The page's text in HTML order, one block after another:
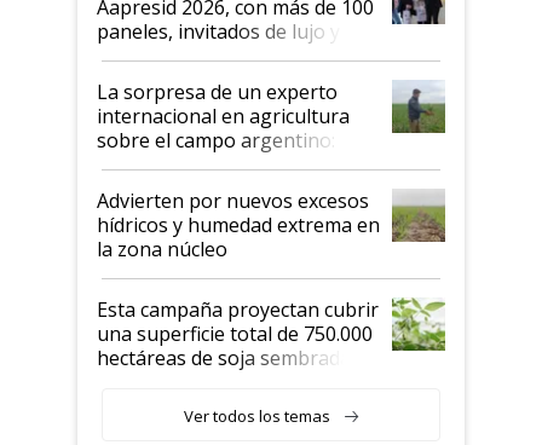
años"
Aapresid 2026, con más de 100
paneles, invitados de lujo y
todas las tendencias
La sorpresa de un experto
internacional en agricultura
sobre el campo argentino:
"Estoy muy impresionado"
Advierten por nuevos excesos
hídricos y humedad extrema en
la zona núcleo
Esta campaña proyectan cubrir
una superficie total de 750.000
hectáreas de soja sembradas
variedades que marcan un
salto tecnológico en genética y
Ver todos los temas